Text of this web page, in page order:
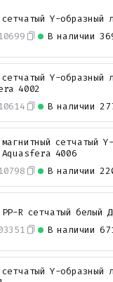
В наличии
сетчатый Y-
В наличии
сетчатый Y-
4002
В наличии
магнитный
Aquasfera 4006
В наличии
R сетчатый белый
сетчатый Y-